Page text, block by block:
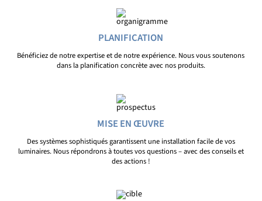
PLANIFICATION
Bénéficiez de notre expertise et de notre expérience. Nous vous soutenons
dans la planification concrète avec nos produits.
MISE EN ŒUVRE
Des systèmes sophistiqués garantissent une installation facile de vos
luminaires. Nous répondrons à toutes vos questions – avec des conseils et
des actions !